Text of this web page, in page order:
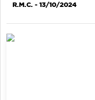
R.M.C. - 13/10/2024